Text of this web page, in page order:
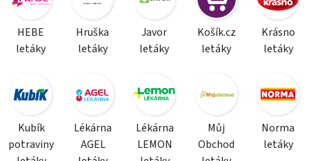
HEBE
letáky
Hruška
letáky
Javor
letáky
Košík.cz
letáky
Krásno
letáky
Kubík
potraviny
Lékárna
AGEL
Lékárna
LEMON
Můj
Obchod
Norma
letáky